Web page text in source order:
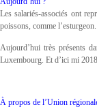
Les salariés-associés ont
poissons, comme l’esturgeon.
Aujourd’hui très présents
Luxembourg. Et d’ici mi
À propos de l’Union